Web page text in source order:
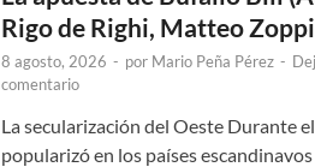
Rigo de Righi, Matteo
8 agosto, 2026 - por Mario Peña Pérez -
comentario
La secularización del Oeste Durante
popularizó en los países